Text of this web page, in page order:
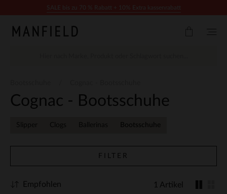
Cognac - Bootsschuhe
Slipper Clogs Ballerinas Bootsschuhe
FILTER
1 Artikel
Empfohlen